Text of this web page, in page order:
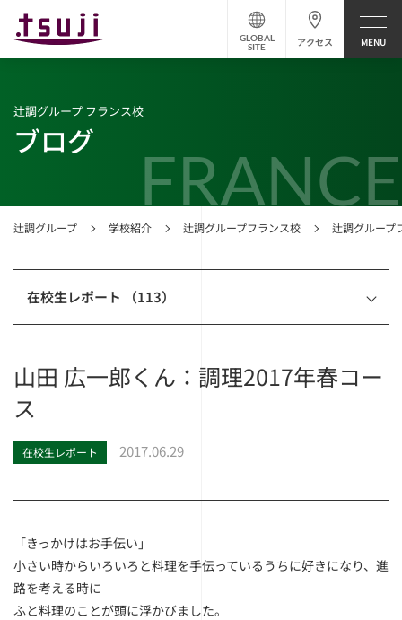
アクセス
GLOBAL
SITE
FRANCE
辻調グループ 学校紹介 辻調グループフランス校 辻調グループ
辻調グループ フランス校
ブログ
在校生レポート （113）
山田 広一郎くん：調理2017年春コー
ス
在校生レポート 2017.06.29
「きっかけはお手伝い」
小さい時からいろいろと料理を手伝っているうちに好きになり、進
路を考える時に
ふと料理のことが頭に浮かびました。